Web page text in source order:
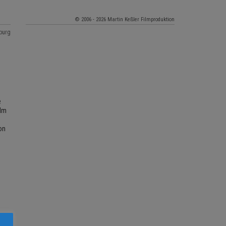
© 2006 - 2026 Martin Keßler Filmproduktion